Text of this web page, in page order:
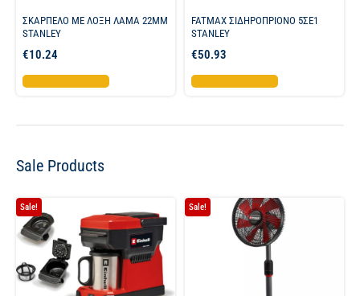
ΣΚΑΡΠΕΛΟ ΜΕ ΛΟΞΗ ΛΑΜΑ 22MM
STANLEY
€10.24
Προσθήκη στο καλάθι
FATMAX ΣΙΔΗΡΟΠΡΙΟΝΟ 5ΣΕ1
STANLEY
€50.93
Προσθήκη στο καλάθι
Sale Products
Sale! Sale!